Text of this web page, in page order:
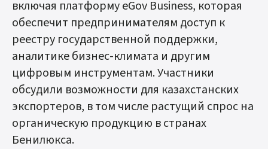
включая платформу eGov Business, которая
обеспечит предпринимателям доступ к
реестру государственной поддержки,
аналитике бизнес-климата и другим
цифровым инструментам. Участники
обсудили возможности для казахстанских
экспортеров, в том числе растущий спрос на
органическую продукцию в странах
Бенилюкса.